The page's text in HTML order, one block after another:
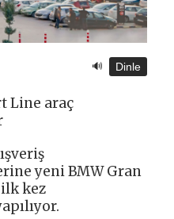
🔊 Dinle
Line araç
yeni BMW Gran
ilk kez